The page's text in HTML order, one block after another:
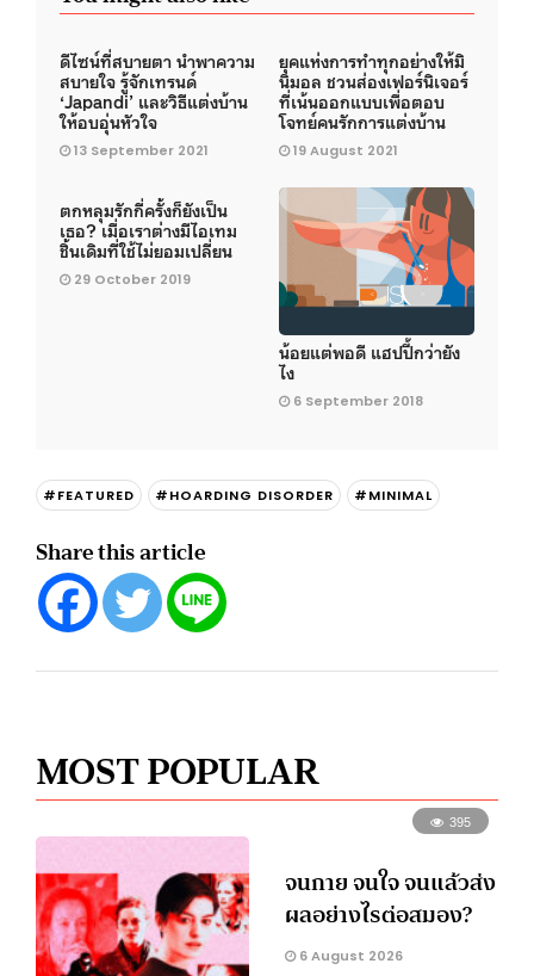
ดีไซน์ที่สบายตา นำพาความ
สบายใจ รู้จักเทรนด์
‘Japandi’ และวิธีแต่งบ้าน
ให้อบอุ่นหัวใจ
13 September 2021
ยุคแห่งการทำทุกอย่างให้มิ
นิมอล ชวนส่องเฟอร์นิเจอร์
ที่เน้นออกแบบเพื่อตอบ
โจทย์คนรักการแต่งบ้าน
19 August 2021
ตกหลุมรักกี่ครั้งก็ยังเป็น
เธอ? เมื่อเราต่างมีไอเทม
ชิ้นเดิมที่ใช้ไม่ยอมเปลี่ยน
29 October 2019
น้อยแต่พอดี แฮปปี้กว่ายัง
ไง
6 September 2018
#FEATURED #HOARDING DISORDER #MINIMAL
Share this article
MOST POPULAR
395
จนกาย จนใจ จนแล้วส่ง
ผลอย่างไรต่อสมอง?
6 August 2026